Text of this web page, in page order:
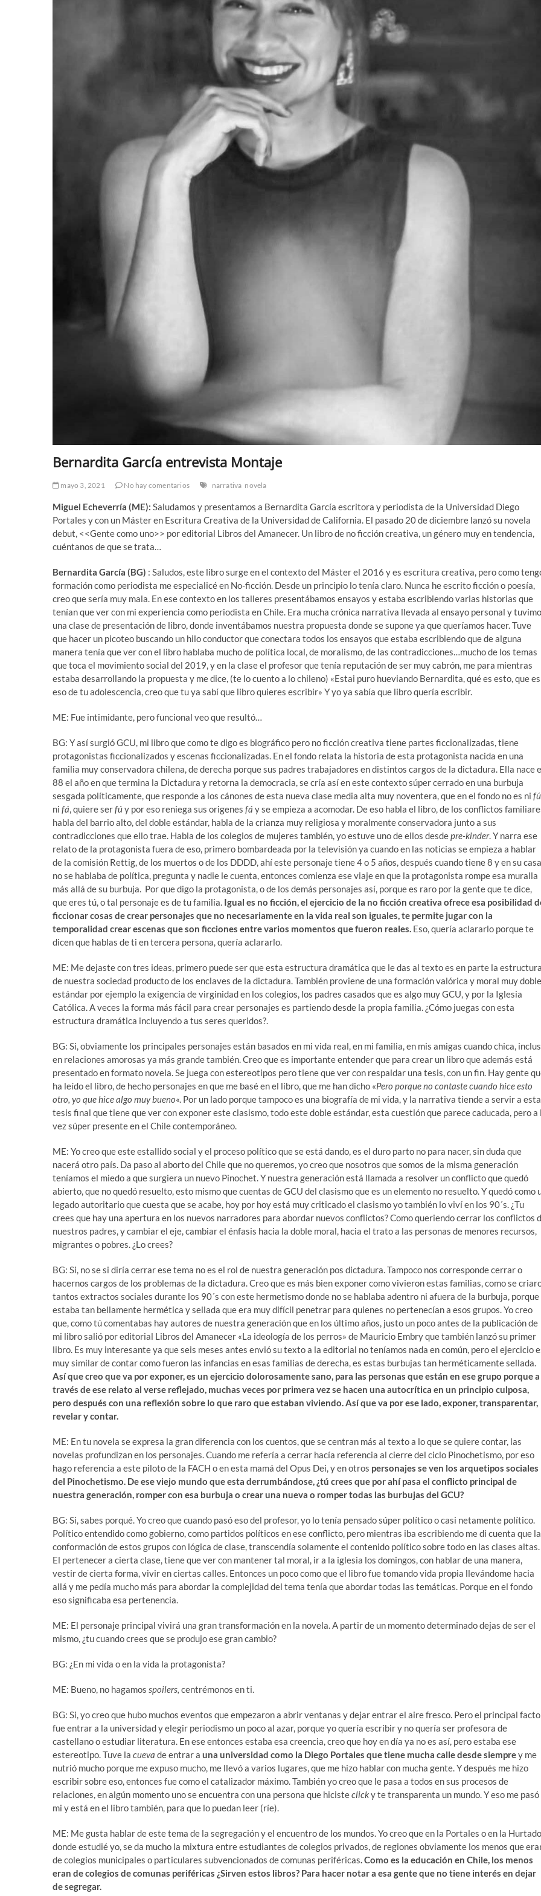
Bernardita García entrevista Montaje
mayo 3, 2021 No hay comentarios narrativa novela
Miguel Echeverría (ME): Saludamos y presentamos a Bernardita García escritora y periodista de la Universidad Diego
Portales y con un Máster en Escritura Creativa de la Universidad de California. El pasado 20 de diciembre lanzó su novela
debut, <<Gente como uno>> por editorial Libros del Amanecer. Un libro de no ficción creativa, un género muy en tendencia,
cuéntanos de que se trata…
Bernardita García (BG) : Saludos, este libro surge en el contexto del Máster el 2016 y es escritura creativa, pero como
formación como periodista me especialicé en No-ficción. Desde un principio lo tenía claro. Nunca he escrito ficción o poesía,
creo que sería muy mala. En ese contexto en los talleres presentábamos ensayos y estaba escribiendo varias historias que
tenían que ver con mi experiencia como periodista en Chile. Era mucha crónica narrativa llevada al ensayo personal y
una clase de presentación de libro, donde inventábamos nuestra propuesta donde se supone ya que queríamos hacer. Tuve
que hacer un picoteo buscando un hilo conductor que conectara todos los ensayos que estaba escribiendo que de alguna
manera tenía que ver con el libro hablaba mucho de política local, de moralismo, de las contradicciones…mucho de los temas
que toca el movimiento social del 2019, y en la clase el profesor que tenía reputación de ser muy cabrón, me para mientras
estaba desarrollando la propuesta y me dice, (te lo cuento a lo chileno) «Estai puro hueviando Bernardita, qué es esto, que es
eso de tu adolescencia, creo que tu ya sabí que libro quieres escribir» Y yo ya sabía que libro quería escribir.
ME: Fue intimidante, pero funcional veo que resultó…
BG: Y así surgió GCU, mi libro que como te digo es biográfico pero no ficción creativa tiene partes ficcionalizadas, tiene
protagonistas ficcionalizados y escenas ficcionalizadas. En el fondo relata la historia de esta protagonista nacida en una
familia muy conservadora chilena, de derecha porque sus padres trabajadores en distintos cargos de la dictadura. Ella nace
88 el año en que termina la Dictadura y retorna la democracia, se cría así en este contexto súper cerrado en una burbuja
sesgada políticamente, que responde a los cánones de esta nueva clase media alta muy noventera, que en el fondo no es ni fú
ni fá, quiere serfúy por eso reniega sus origenes fá y se empieza a acomodar. De eso habla el libro, de los conflictos
habla del barrio alto, del doble estándar, habla de la crianza muy religiosa y moralmente conservadora junto a sus
contradicciones que ello trae. Habla de los colegios de mujeres también, yo estuve uno de ellos desdepre-kinder. Y narra ese
relato de la protagonista fuera de eso, primero bombardeada por la televisión ya cuando en las noticias se empieza a hablar
de la comisión Rettig, de los muertos o de los DDDD, ahí este personaje tiene 4 o 5 años, después cuando tiene 8 y en su casa
no se hablaba de política, pregunta y nadie le cuenta, entonces comienza ese viaje en que la protagonista rompe esa muralla
más allá de su burbuja. Por que digo la protagonista, o de los demás personajes así, porque es raro por la gente que te dice,
que eres tú, o tal personaje es de tu familia. Igual es no ficción, el ejercicio de la no ficción creativa ofrece esa posibilidad
ficcionar cosas de crear personajes que no necesariamente en la vida real son iguales, te permite jugar con la
temporalidad crear escenas que son ficciones entre varios momentos que fueron reales. Eso, quería aclararlo porque te
dicen que hablas de ti en tercera persona, quería aclararlo.
ME: Me dejaste con tres ideas, primero puede ser que esta estructura dramática que le das al texto es en parte la estructura
de nuestra sociedad producto de los enclaves de la dictadura. También proviene de una formación valórica y moral muy doble
estándar por ejemplo la exigencia de virginidad en los colegios, los padres casados que es algo muy GCU, y por la Iglesia
Católica. A veces la forma más fácil para crear personajes es partiendo desde la propia familia. ¿Cómo juegas con esta
estructura dramática incluyendo a tus seres queridos?.
BG: Si, obviamente los principales personajes están basados en mi vida real, en mi familia, en mis amigas cuando chica,
en relaciones amorosas ya más grande también. Creo que es importante entender que para crear un libro que además está
presentado en formato novela. Se juega con estereotipos pero tiene que ver con respaldar una tesis, con un fin. Hay gente
ha leído el libro, de hecho personajes en que me basé en el libro, que me han dicho «Pero porque no contaste cuando hice esto
otro, yo que hice algo muy bueno«. Por un lado porque tampoco es una biografía de mi vida, y la narrativa tiende a servir a esta
tesis final que tiene que ver con exponer este clasismo, todo este doble estándar, esta cuestión que parece caducada, pero a
vez súper presente en el Chile contemporáneo.
ME: Yo creo que este estallido social y el proceso político que se está dando, es el duro parto no para nacer, sin duda que
nacerá otro país. Da paso al aborto del Chile que no queremos, yo creo que nosotros que somos de la misma generación
teníamos el miedo a que surgiera un nuevo Pinochet. Y nuestra generación está llamada a resolver un conflicto que quedó
abierto, que no quedó resuelto, esto mismo que cuentas de GCU del clasismo que es un elemento no resuelto. Y quedó como
legado autoritario que cuesta que se acabe, hoy por hoy está muy criticado el clasismo yo también lo viví en los 90´s. ¿Tu
crees que hay una apertura en los nuevos narradores para abordar nuevos conflictos? Como queriendo cerrar los conflictos
nuestros padres, y cambiar el eje, cambiar el énfasis hacia la doble moral, hacia el trato a las personas de menores recursos,
migrantes o pobres. ¿Lo crees?
BG: Si, no se si diría cerrar ese tema no es el rol de nuestra generación pos dictadura. Tampoco nos corresponde cerrar o
hacernos cargos de los problemas de la dictadura. Creo que es más bien exponer como vivieron estas familias, como se
tantos extractos sociales durante los 90´s con este hermetismo donde no se hablaba adentro ni afuera de la burbuja, porque
estaba tan bellamente hermética y sellada que era muy difícil penetrar para quienes no pertenecían a esos grupos. Yo creo
que, como tú comentabas hay autores de nuestra generación que en los último años, justo un poco antes de la publicación de
mi libro salió por editorial Libros del Amanecer «La ideología de los perros» de Mauricio Embry que también lanzó su primer
libro. Es muy interesante ya que seis meses antes envió su texto a la editorial no teníamos nada en común, pero el ejercicio
muy similar de contar como fueron las infancias en esas familias de derecha, es estas burbujas tan herméticamente sellada.
Así que creo que va por exponer, es un ejercicio dolorosamente sano, para las personas que están en ese grupo porque a
través de ese relato al verse reflejado, muchas veces por primera vez se hacen una autocrítica en un principio culposa,
pero después con una reflexión sobre lo que raro que estaban viviendo. Así que va por ese lado, exponer, transparentar,
revelar y contar.
ME: En tu novela se expresa la gran diferencia con los cuentos, que se centran más al texto a lo que se quiere contar, las
novelas profundizan en los personajes. Cuando me refería a cerrar hacía referencia al cierre del ciclo Pinochetismo, por eso
hago referencia a este piloto de la FACH o en esta mamá del Opus Dei, y en otros personajes se ven los arquetipos sociales
del Pinochetismo. De ese viejo mundo que esta derrumbándose, ¿tú crees que por ahí pasa el conflicto principal de
nuestra generación, romper con esa burbuja o crear una nueva o romper todas las burbujas del GCU?
BG: Si, sabes porqué. Yo creo que cuando pasó eso del profesor, yo lo tenía pensado súper político o casi netamente político.
Político entendido como gobierno, como partidos políticos en ese conflicto, pero mientras iba escribiendo me di cuenta que la
conformación de estos grupos con lógica de clase, transcendía solamente el contenido político sobre todo en las clases altas.
El pertenecer a cierta clase, tiene que ver con mantener tal moral, ir a la iglesia los domingos, con hablar de una manera,
vestir de cierta forma, vivir en ciertas calles. Entonces un poco como que el libro fue tomando vida propia llevándome hacia
allá y me pedía mucho más para abordar la complejidad del tema tenía que abordar todas las temáticas. Porque en el fondo
eso significaba esa pertenencia.
ME: El personaje principal vivirá una gran transformación en la novela. A partir de un momento determinado dejas de ser el
mismo, ¿tu cuando crees que se produjo ese gran cambio?
BG: ¿En mi vida o en la vida la protagonista?
ME: Bueno, no hagamos spoilers, centrémonos en ti.
BG: Si, yo creo que hubo muchos eventos que empezaron a abrir ventanas y dejar entrar el aire fresco. Pero el principal
fue entrar a la universidad y elegir periodismo un poco al azar, porque yo quería escribir y no quería ser profesora de
castellano o estudiar literatura. En ese entonces estaba esa creencia, creo que hoy en día ya no es así, pero estaba ese
estereotipo. Tuve la cueva de entrar a una universidad como la Diego Portales que tiene mucha calle desde siemprey me
nutrió mucho porque me expuso mucho, me llevó a varios lugares, que me hizo hablar con mucha gente. Y después me hizo
escribir sobre eso, entonces fue como el catalizador máximo. También yo creo que le pasa a todos en sus procesos de
relaciones, en algún momento uno se encuentra con una persona que hicisteclicky te transparenta un mundo. Y eso me pasó
mi y está en el libro también, para que lo puedan leer (ríe).
ME: Me gusta hablar de este tema de la segregación y el encuentro de los mundos. Yo creo que en la Portales o en la Hurtado
donde estudié yo, se da mucho la mixtura entre estudiantes de colegios privados, de regiones obviamente los menos que
de colegios municipales o particulares subvencionados de comunas periféricas. Como es la educación en Chile, los menos
eran de colegios de comunas periféricas ¿Sirven estos libros? Para hacer notar a esa gente que no tiene interés en dejar
de segregar.